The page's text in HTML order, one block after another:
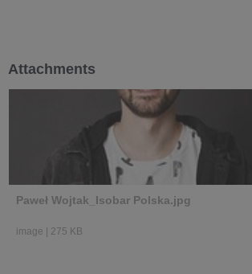
Attachments
Paweł Wojtak_Isobar Polska.jpg
image 275 KB